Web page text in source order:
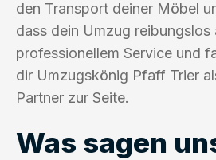
den Transport deiner Möbel
dass dein Umzug
professionellem Service und
dir Umzugskönig Pfaff Trier
Partner zur Seite.
Was sagen